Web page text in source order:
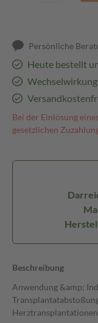
Persönliche
Heute bestellt
Bei der Einlösung
gesetzlichen
Beschreibung
Anwendung &amp;